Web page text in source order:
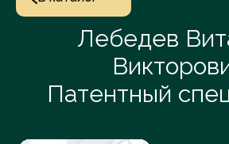
Лебедев
Патентный